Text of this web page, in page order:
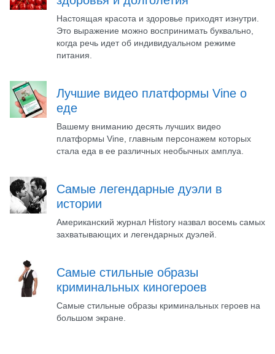
Настоящая красота и здоровье приходят изнутри.
Это выражение можно воспринимать буквально,
когда речь идет об индивидуальном режиме
питания.
Лучшие видео платформы Vine о
еде
Вашему вниманию десять лучших видео
платформы Vine, главным персонажем которых
стала еда в ее различных необычных амплуа.
Самые легендарные дуэли в
истории
Американский журнал History назвал восемь самых
захватывающих и легендарных дуэлей.
Самые стильные образы
криминальных киногероев
Самые стильные образы криминальных героев на
большом экране.